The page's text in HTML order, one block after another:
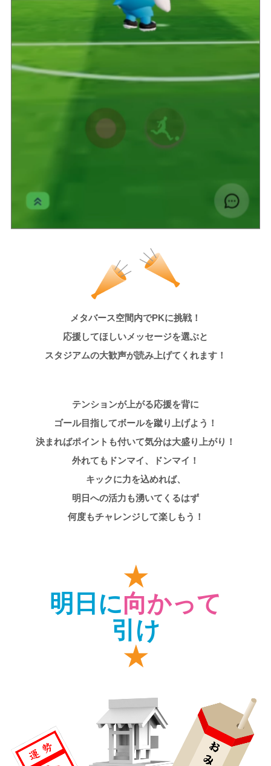
メタバース空間内でPKに挑戦！
応援してほしいメッセージを選ぶと
スタジアムの大歓声が読み上げてくれます！
テンションが上がる応援を背に
ゴール目指してボールを蹴り上げよう！
決まればポイントも付いて気分は大盛り上がり！
外れてもドンマイ、ドンマイ！
キックに力を込めれば、
明日への活力も湧いてくるはず
何度もチャレンジして楽しもう！
★
明日に向かって
引け
★